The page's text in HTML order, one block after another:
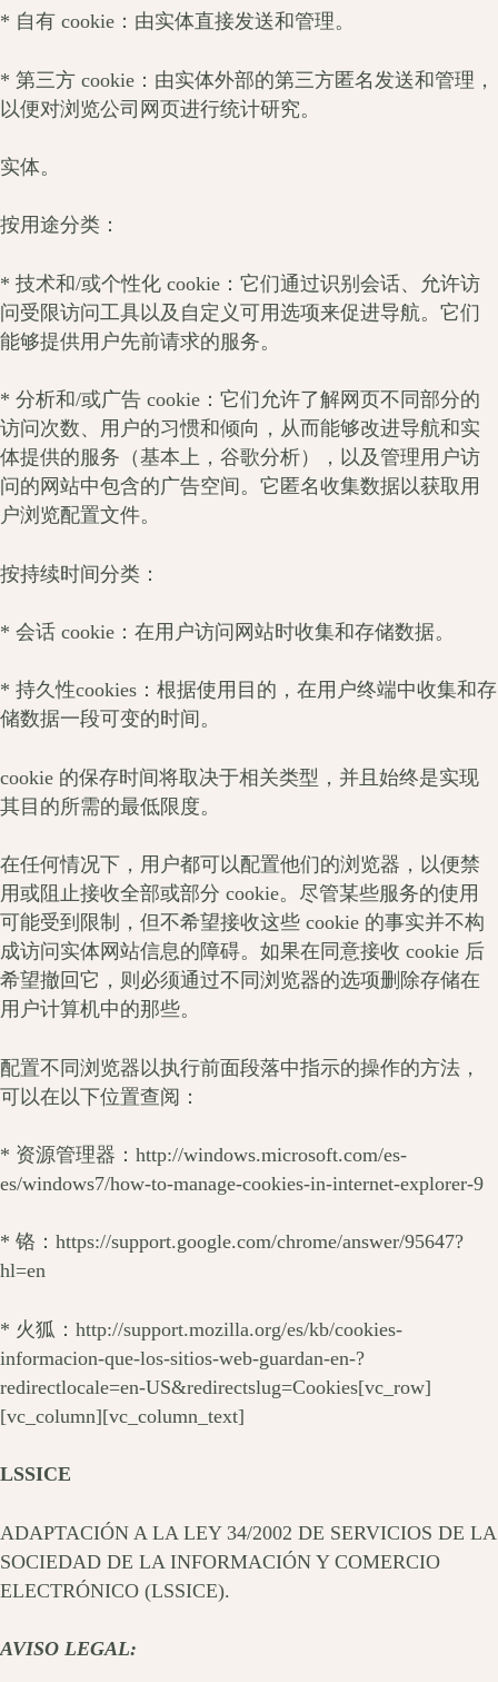
* 自有 cookie：由实体直接发送和管理。
* 第三方 cookie：由实体外部的第三方匿名发送和管理，
以便对浏览公司网页进行统计研究。
实体。
按用途分类：
* 技术和/或个性化 cookie：它们通过识别会话、允许访
问受限访问工具以及自定义可用选项来促进导航。它们
能够提供用户先前请求的服务。
* 分析和/或广告 cookie：它们允许了解网页不同部分的
访问次数、用户的习惯和倾向，从而能够改进导航和实
体提供的服务（基本上，谷歌分析），以及管理用户访
问的网站中包含的广告空间。它匿名收集数据以获取用
户浏览配置文件。
按持续时间分类：
* 会话 cookie：在用户访问网站时收集和存储数据。
* 持久性cookies：根据使用目的，在用户终端中收集和存
储数据一段可变的时间。
cookie 的保存时间将取决于相关类型，并且始终是实现
其目的所需的最低限度。
在任何情况下，用户都可以配置他们的浏览器，以便禁
用或阻止接收全部或部分 cookie。尽管某些服务的使用
可能受到限制，但不希望接收这些 cookie 的事实并不构
成访问实体网站信息的障碍。如果在同意接收 cookie 后
希望撤回它，则必须通过不同浏览器的选项删除存储在
用户计算机中的那些。
配置不同浏览器以执行前面段落中指示的操作的方法，
可以在以下位置查阅：
* 资源管理器：http://windows.microsoft.com/es-
es/windows7/how-to-manage-cookies-in-internet-explorer-9
* 铬：https://support.google.com/chrome/answer/95647?
hl=en
* 火狐：http://support.mozilla.org/es/kb/cookies-
informacion-que-los-sitios-web-guardan-en-?
redirectlocale=en-US&redirectslug=Cookies[vc_row]
[vc_column][vc_column_text]
LSSICE
ADAPTACIÓN A LA LEY 34/2002 DE SERVICIOS DE LA
SOCIEDAD DE LA INFORMACIÓN Y COMERCIO
ELECTRÓNICO (LSSICE).
AVISO LEGAL: